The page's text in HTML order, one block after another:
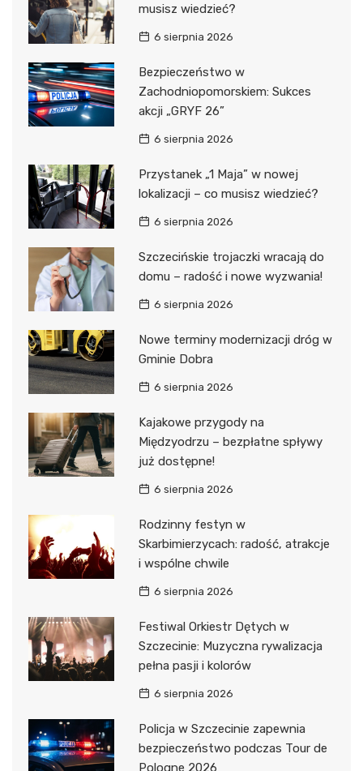
musisz wiedzieć?
6 sierpnia 2026
Bezpieczeństwo w
Zachodniopomorskiem: Sukces
akcji „GRYF 26”
6 sierpnia 2026
Przystanek „1 Maja” w nowej
lokalizacji – co musisz wiedzieć?
6 sierpnia 2026
Szczecińskie trojaczki wracają do
domu – radość i nowe wyzwania!
6 sierpnia 2026
Nowe terminy modernizacji dróg w
Gminie Dobra
6 sierpnia 2026
Kajakowe przygody na
Międzyodrzu – bezpłatne spływy
już dostępne!
6 sierpnia 2026
Rodzinny festyn w
Skarbimierzycach: radość, atrakcje
i wspólne chwile
6 sierpnia 2026
Festiwal Orkiestr Dętych w
Szczecinie: Muzyczna rywalizacja
pełna pasji i kolorów
6 sierpnia 2026
Policja w Szczecinie zapewnia
bezpieczeństwo podczas Tour de
Pologne 2026